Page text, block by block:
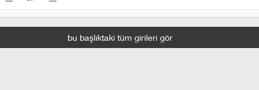
bu başlıktaki tüm girileri gör